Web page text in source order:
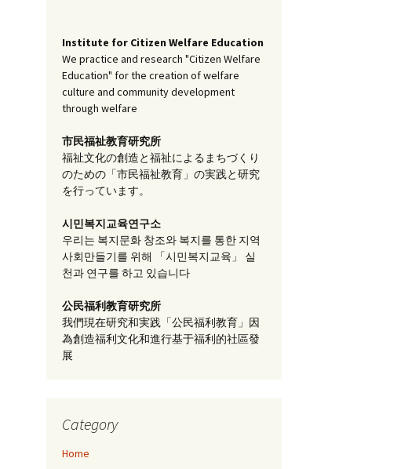
Institute for Citizen Welfare Education
We practice and research "Citizen Welfare
Education" for the creation of welfare
culture and community development
through welfare
市民福祉教育研究所
福祉文化の創造と福祉によるまちづくり
のための「市民福祉教育」の実践と研究
を行っています。
시민복지교육연구소
우리는 복지문화 창조와 복지를 통한 지역
사회만들기를 위해 「시민복지교육」 실
천과 연구를 하고 있습니다
公民福利教育研究所
我們現在研究和実践「公民福利教育」因
為創造福利文化和進行基于福利的社區發
展
Category
Home